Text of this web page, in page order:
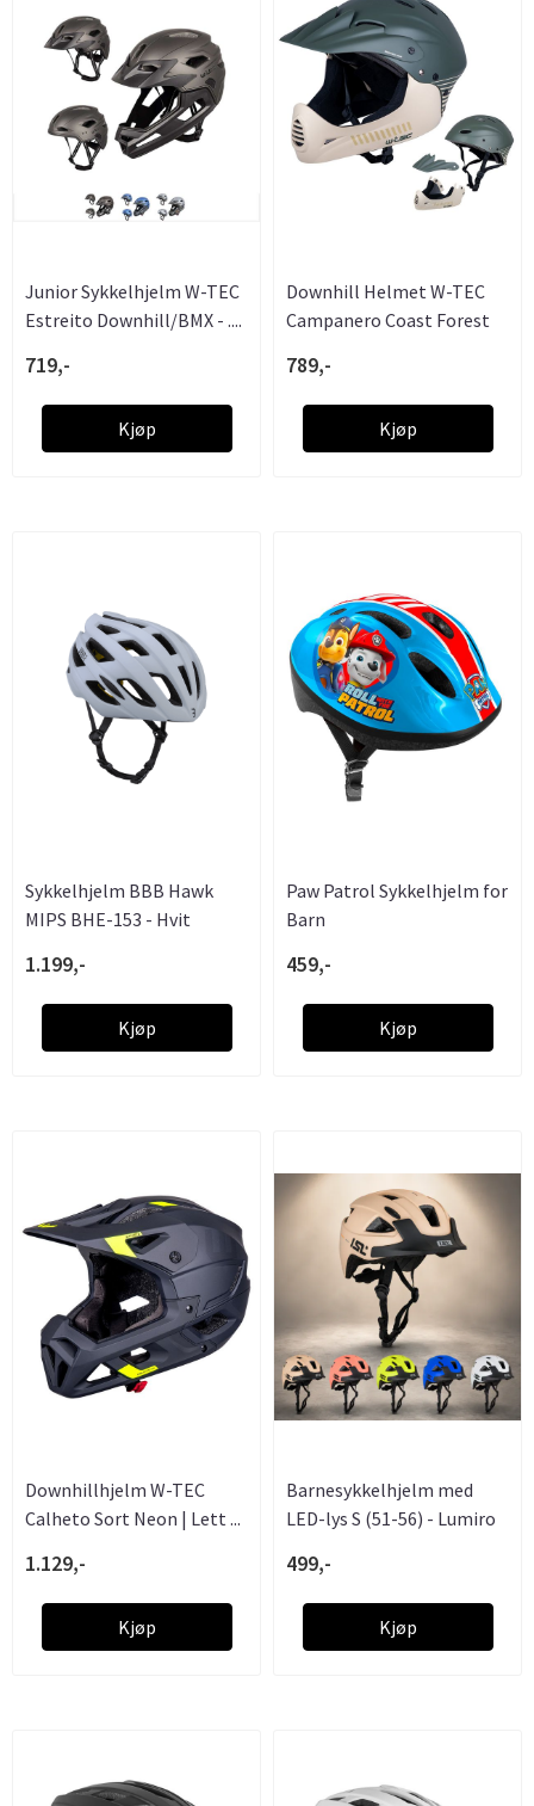
Junior Sykkelhjelm W-TEC
Estreito Downhill/BMX - ....
719,-
Kjøp
Downhill Helmet W-TEC
Campanero Coast Forest
789,-
Kjøp
Sykkelhjelm BBB Hawk
MIPS BHE-153 - Hvit
1.199,-
Kjøp
Paw Patrol Sykkelhjelm for
Barn
459,-
Kjøp
Downhillhjelm W-TEC
Calheto Sort Neon | Lett ...
1.129,-
Kjøp
Barnesykkelhjelm med
LED-lys S (51-56) - Lumiro
499,-
Kjøp